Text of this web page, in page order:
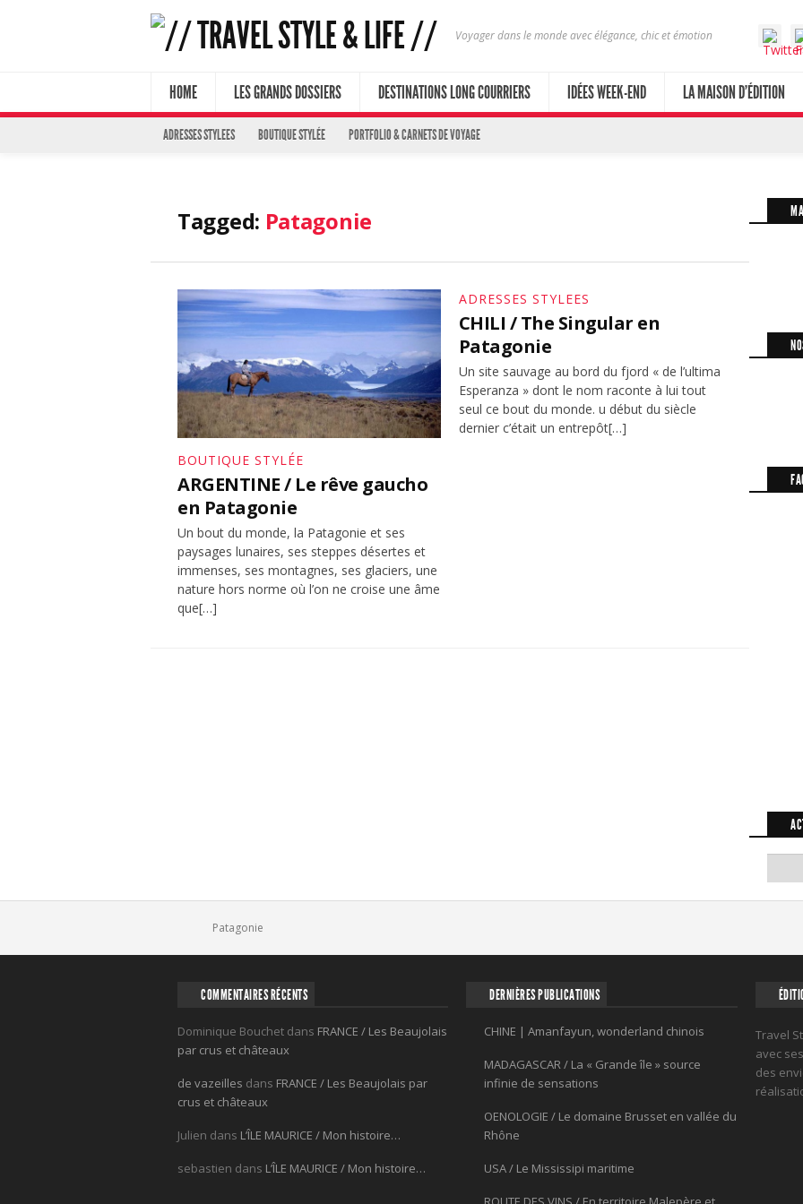
Voyager dans le monde avec élégance, chic et émotion
HOME LES GRANDS DOSSIERS DESTINATIONS LONG COURRIERS IDÉES WEEK-END LA MAISON D’ÉDITION
ADRESSES STYLEES BOUTIQUE STYLÉE PORTFOLIO & CARNETS DE VOYAGE
Tagged: Patagonie
BOUTIQUE STYLÉE
ARGENTINE / Le rêve gaucho
en Patagonie
Un bout du monde, la Patagonie et ses
paysages lunaires, ses steppes désertes et
immenses, ses montagnes, ses glaciers, une
nature hors norme où l’on ne croise une âme
que[…]
ADRESSES STYLEES
CHILI / The Singular en
Patagonie
Un site sauvage au bord du fjord « de l’ultima
Esperanza » dont le nom raconte à lui tout
seul ce bout du monde. u début du siècle
dernier c’était un entrepôt[…]
Patagonie
COMMENTAIRES RÉCENTS
Dominique Bouchet dans FRANCE / Les Beaujolais
par crus et châteaux
de vazeilles dans FRANCE / Les Beaujolais par
crus et châteaux
Julien dans L’ÎLE MAURICE / Mon histoire…
sebastien dans L’ÎLE MAURICE / Mon histoire…
DERNIÈRES PUBLICATIONS
CHINE | Amanfayun, wonderland chinois
MADAGASCAR / La « Grande île » source
infinie de sensations
OENOLOGIE / Le domaine Brusset en vallée du
Rhône
USA / Le Mississipi maritime
Travel
avec
des